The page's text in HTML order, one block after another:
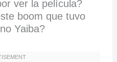
ver la película?
boom que tuvo
Yaiba?